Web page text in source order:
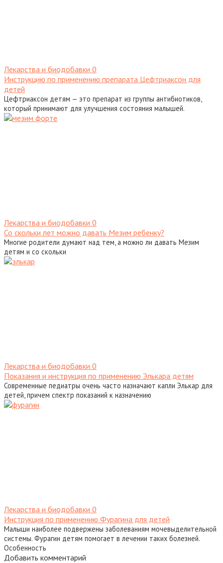
Лекарства и биодобавки 0
Инструкцию по применению препарата Цефтриаксон для
детей
Цефтриаксон детям — это препарат из группы антибиотиков,
который принимают для улучшения состояния малышей.
Лекарства и биодобавки 0
Со скольки лет можно давать Мезим ребенку?
Многие родители думают над тем, а можно ли давать Мезим
детям и со скольки
Лекарства и биодобавки 0
Показания и инструкция по применению Элькара детям
Современные педиатры очень часто назначают капли Элькар для
детей, причем спектр показаний к назначению
Лекарства и биодобавки 0
Инструкция по применению Фурагина для детей
Малыши наиболее подвержены заболеваниям мочевыделительной
системы. Фурагин детям помогает в лечении таких болезней.
Особенность
Добавить комментарий